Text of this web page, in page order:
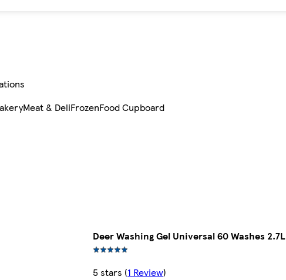
Meat & DeliFrozenFood Cupboard
Deer Washing Gel Universal 60 Washes 2.7L
5 stars (1 Review)